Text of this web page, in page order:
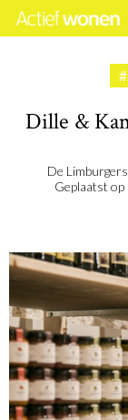
Dille &
De
Geplaatst op